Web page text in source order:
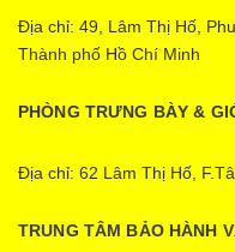
Địa chỉ: 49, Lâm Thị Hố,
Thành phố Hồ Chí Minh
PHÒNG TRƯNG BÀY &
Địa chỉ: 62 Lâm Thị Hố,
TRUNG TÂM BẢO HÀNH